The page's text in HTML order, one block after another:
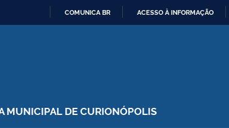
COMUNICA BR ACESSO À INFORMAÇÃO
MUNICIPAL DE CURIONÓPOLIS